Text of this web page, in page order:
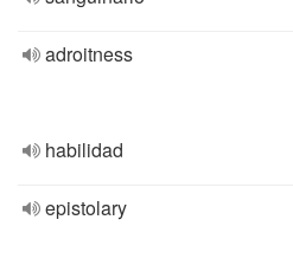
adroitness
habilidad
epistolary